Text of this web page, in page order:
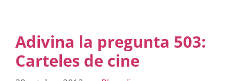
Adivina la pregunta 503:
Carteles de cine